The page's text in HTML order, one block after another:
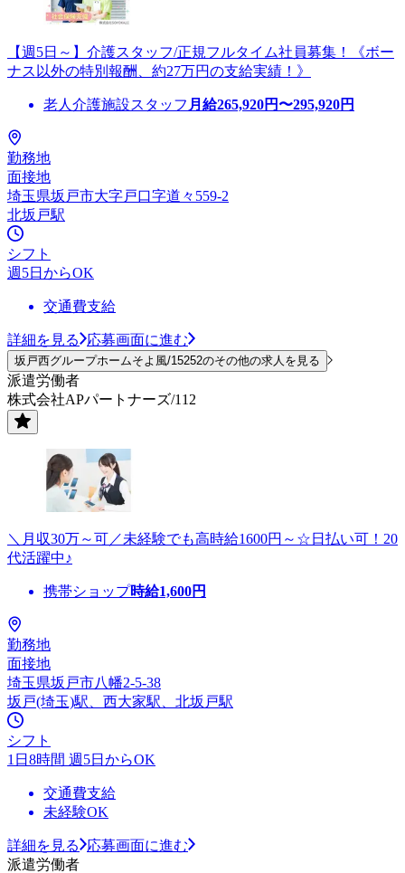
【週5日～】介護スタッフ/正規フルタイム社員募集！《ボー
ナス以外の特別報酬、約27万円の支給実績！》
老人介護施設スタッフ 月給265,920円〜295,920円
勤務地
面接地
埼玉県坂戸市大字戸口字道々559-2
北坂戸駅
シフト
週5日からOK
交通費支給
詳細を見る 応募画面に進む
坂戸西グループホームそよ風/15252のその他の求人を見る
派遣労働者
株式会社APパートナーズ/112
＼月収30万～可／未経験でも高時給1600円～☆日払い可！20
代活躍中♪
携帯ショップ時給1,600円
勤務地
面接地
埼玉県坂戸市八幡2-5-38
坂戸(埼玉)駅、西大家駅、北坂戸駅
シフト
1日8時間 週5日からOK
交通費支給
未経験OK
詳細を見る
応募画面に進む
派遣労働者